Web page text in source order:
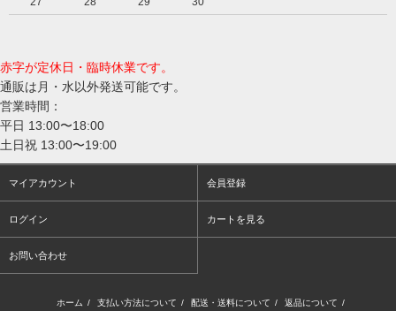
赤字が定休日・臨時休業です。
通販は月・水以外発送可能です。
営業時間：
平日 13:00〜18:00
土日祝 13:00〜19:00
マイアカウント 会員登録
ログイン カートを見る
お問い合わせ
ホーム / 支払い方法について / 配送・送料について / 返品について /